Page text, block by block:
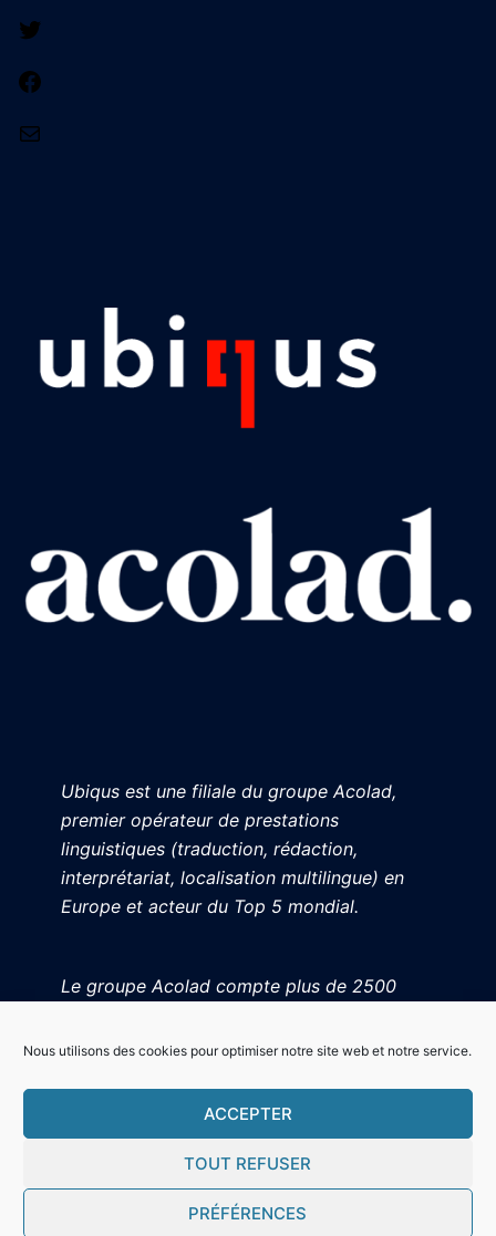
Nous utilisons des cookies pour optimiser notre site web et notre service.
ACCEPTER
TOUT REFUSER
PRÉFÉRENCES
Ubiqus est une filiale du groupe Acolad,
premier opérateur de prestations
linguistiques (traduction, rédaction,
interprétariat, localisation multilingue) en
Europe et acteur du Top 5 mondial.
Le groupe Acolad compte plus de 2500
© 2026 Ubiqus Freelances / Tous droits réservés.